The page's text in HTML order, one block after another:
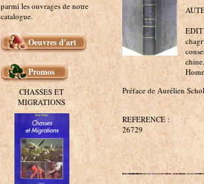
parmi les ouvrages de notre
catalogue.
Oeuvres d'art
Promos
CHASSES ET
MIGRATIONS
Préface de Aurélien
REFERENCE :
26729